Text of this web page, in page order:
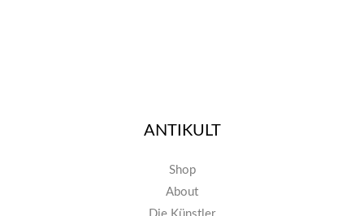
ANTIKULT
Shop
About